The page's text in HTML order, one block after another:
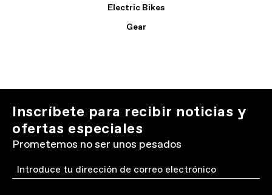
Electric Bikes
Gear
Inscríbete para recibir noticias y
ofertas especiales
Prometemos no ser unos pesados
Email